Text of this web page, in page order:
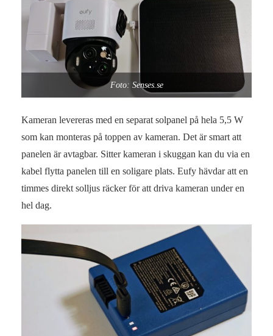
Foto: Senses.se
Kameran levereras med en separat solpanel på hela 5,5 W
som kan monteras på toppen av kameran. Det är smart att
panelen är avtagbar. Sitter kameran i skuggan kan du via en
kabel flytta panelen till en soligare plats. Eufy hävdar att en
timmes direkt solljus räcker för att driva kameran under en
hel dag.